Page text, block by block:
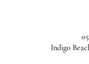
Indigo